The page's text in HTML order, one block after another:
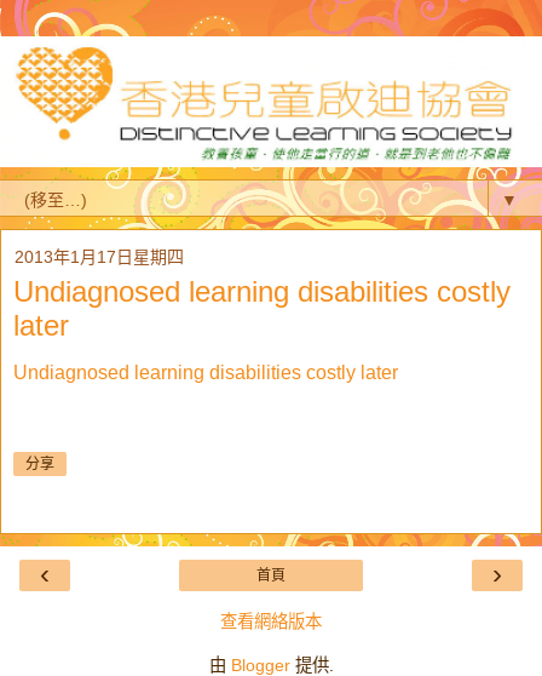
▼
2013年1月17日星期四
Undiagnosed learning disabilities costly
later
Undiagnosed learning disabilities costly later
分享
‹ ›
首頁
查看網絡版本
由 Blogger提供.